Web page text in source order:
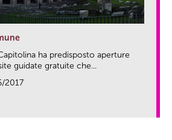
ha predisposto aperture
guidate gratuite che...
2017